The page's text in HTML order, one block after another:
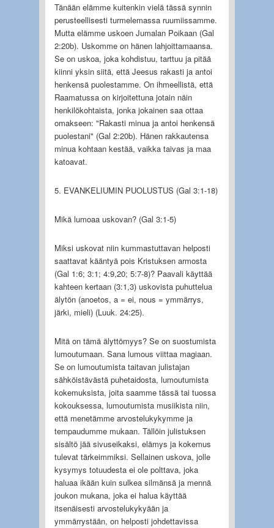
Tänään elämme kuitenkin vielä tässä synnin
perusteellisesti turmelemassa ruumiissamme.
Mutta elämme uskoen Jumalan Poikaan (Gal
2:20b). Uskomme on hänen lahjoittamaansa.
Se on uskoa, joka kohdistuu, tarttuu ja pitää
kiinni yksin siitä, että Jeesus rakasti ja antoi
henkensä puolestamme. On ihmeellistä, että
Raamatussa on kirjoitettuna jotain näin
henkilökohtaista, jonka jokainen saa ottaa
omakseen: "Rakasti minua ja antoi henkensä
puolestani" (Gal 2:20b). Hänen rakkautensa
minua kohtaan kestää, vaikka taivas ja maa
katoavat.
5. EVANKELIUMIN PUOLUSTUS (Gal 3:1-18)
Mikä lumoaa uskovan? (Gal 3:1-5)
Miksi uskovat niin kummastuttavan helposti
saattavat kääntyä pois Kristuksen armosta
(Gal 1:6; 3:1; 4:9,20; 5:7-8)? Paavali käyttää
kahteen kertaan (3:1,3) uskovista puhuttelua
älytön (anoetos, a = ei, nous = ymmärrys,
järki, mieli) (Luuk. 24:25).
Mitä on tämä älyttömyys? Se on suostumista
lumoutumaan. Sana lumous viittaa magiaan.
Se on lumoutumista taitavan julistajan
sähköistävästä puhetaidosta, lumoutumista
kokemuksista, joita saamme tässä tai tuossa
kokouksessa, lumoutumista musiikista niin,
että menetämme arvostelukykymme ja
tempaudumme mukaan. Tällöin julistuksen
sisältö jää sivuseikaksi, elämys ja kokemus
tulevat tärkeimmiksi. Sellainen uskova, jolle
kysymys totuudesta ei ole polttava, joka
haluaa ikään kuin sulkea silmänsä ja mennä
joukon mukana, joka ei halua käyttää
itsenäisesti arvostelukykyään ja
ymmärrystään, on helposti johdettavissa